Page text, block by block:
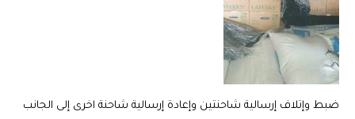
ضبط وإتلاف إرسالية شاحنتين وإعادة إرسالية شاحنة اخرى إلى الجانب